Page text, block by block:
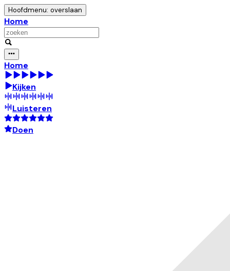
Hoofdmenu: overslaan
Home
Home
Kijken
Luisteren
Doen